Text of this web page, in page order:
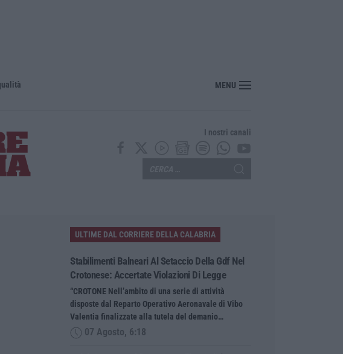
MENU
I nostri canali
ULTIME DAL CORRIERE DELLA CALABRIA
Stabilimenti Balneari Al Setaccio Della Gdf Nel
Crotonese: Accertate Violazioni Di Legge
“CROTONE Nell’ambito di una serie di attività
disposte dal Reparto Operativo Aeronavale di Vibo
Valentia finalizzate alla tutela del demanio…
07 Agosto, 6:18